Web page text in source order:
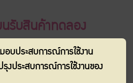
นรับสินค้าทดลอง
ณแม่ตั้งครรภ์ รับฟรีผ้าอ้อม
ซี่เทป ไซซ์แรกเกิด (NB)
อบประสบการณ์การใช้งาน
รุงประสบการณ์การใช้งานของ